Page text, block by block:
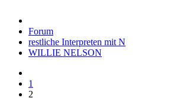
Forum
restliche Interpreten mit N
WILLIE NELSON
1
2